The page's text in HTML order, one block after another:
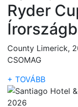
Ryder
County Limerick,
CSOMAG
+ TOVÁBB